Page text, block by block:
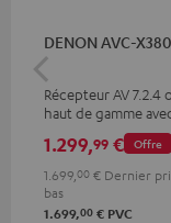
DENON AVC-
Récepteur AV 7.2.4
haut de gamme
watts de puissance
par canal
Offre
1.299,99 €
1.699, 00 € Dernier
bas
1.699,00 € PVC